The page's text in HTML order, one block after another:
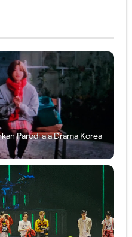
Parodi ala Drama Korea